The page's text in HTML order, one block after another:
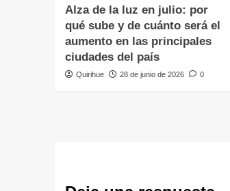
Alza de la luz en julio: por
qué sube y de cuánto será el
aumento en las principales
ciudades del país
Quirihue 28 de junio de 2026 0